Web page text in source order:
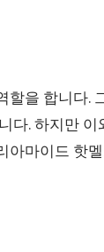
을 합니다.
다. 하지만
아마이드 핫